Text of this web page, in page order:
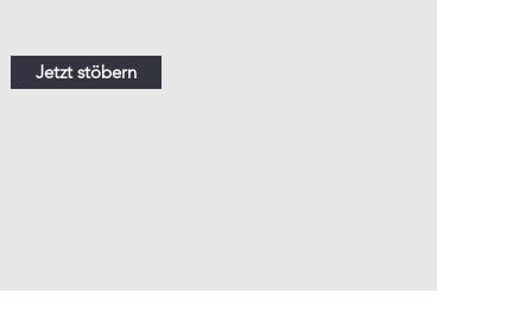
Jetzt stöbern